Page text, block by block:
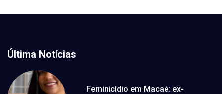
Última Notícias
Feminicídio em Macaé: ex-